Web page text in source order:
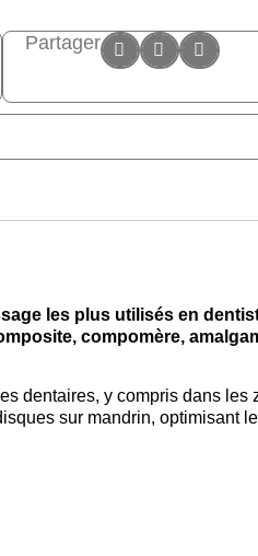
Partager
les plus utilisés en
compomère,
dentaires, y compris dans les
sur mandrin, optimisant